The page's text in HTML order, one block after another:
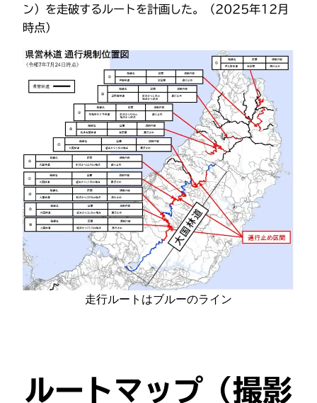
ン）を走破するルートを計画した。（2025年12月
時点）
走行ルートはブルーのライン
ルートマップ（撮影